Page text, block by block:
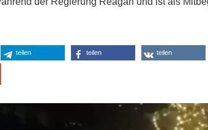
teilen teilen teilen